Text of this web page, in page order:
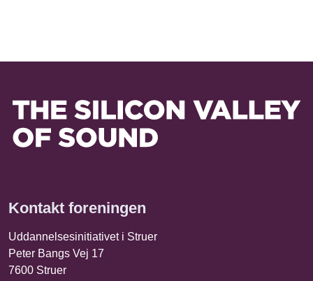
Kontakt foreningen
Uddannelsesinitiativet i Struer
Peter Bangs Vej 17
7600 Struer